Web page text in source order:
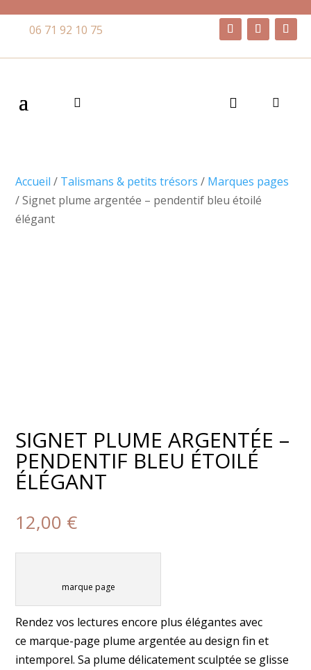
06 71 92 10 75
Accueil / Talismans & petits trésors / Marques pages
/ Signet plume argentée – pendentif bleu étoilé
élégant
SIGNET PLUME ARGENTÉE –
PENDENTIF BLEU ÉTOILÉ
ÉLÉGANT
12,00 €
marque page
Rendez vos lectures encore plus élégantes avec
ce marque-page plume argentée au design fin et
intemporel. Sa plume délicatement sculptée se glisse